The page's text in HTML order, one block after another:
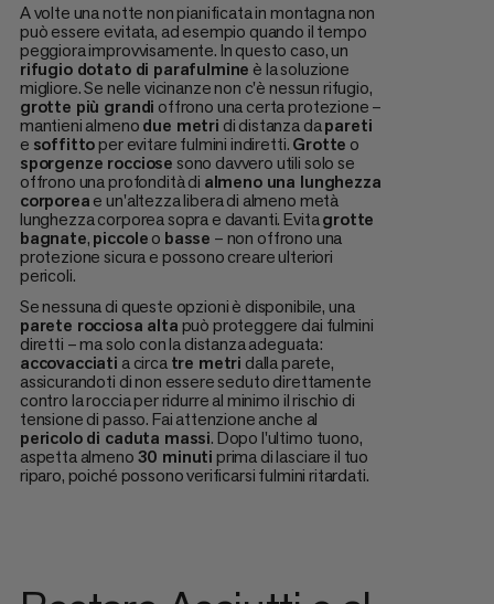
A volte una notte non pianificata in montagna non
può essere evitata, ad esempio quando il tempo
peggiora improvvisamente. In questo caso, un
rifugio dotato di parafulmine è la soluzione
migliore. Se nelle vicinanze non c'è nessun rifugio,
grotte più grandi offrono una certa protezione –
mantieni almenodue metri di distanza dapareti
e soffittoper evitare fulmini indiretti.Grotte o
sporgenze rocciosesono davvero utili solo se
offrono una profondità di almeno una lunghezza
corporeae un'altezza libera di almeno metà
lunghezza corporea sopra e davanti. Evitagrotte
bagnate,piccoleo basse – non offrono una
protezione sicura e possono creare ulteriori
pericoli.
Se nessuna di queste opzioni è disponibile, una
parete rocciosa altapuò proteggere dai fulmini
diretti – ma solo con la distanza adeguata:
accovacciati a circatre metri dalla parete,
assicurandoti di non essere seduto direttamente
contro la roccia per ridurre al minimo il rischio di
tensione di passo. Fai attenzione anche al
pericolo di caduta massi. Dopo l'ultimo tuono,
aspetta almeno30 minutiprima di lasciare il tuo
riparo, poiché possono verificarsi fulmini ritardati.